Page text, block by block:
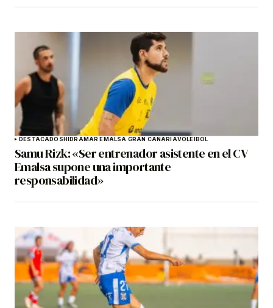
DESTACADOSHIDRAMAR EMALSA GRAN CANARIAVOLEIBOL
Samu Rizk: «Ser entrenador asistente en el CV
Emalsa supone una importante
responsabilidad»